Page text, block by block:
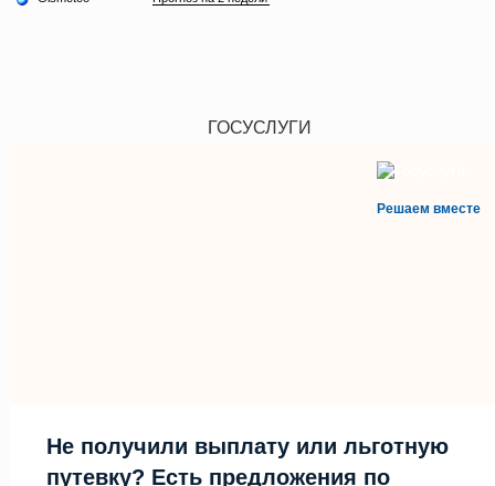
ГОСУСЛУГИ
Решаем вместе
Не получили выплату или льготную
путевку? Есть предложения по